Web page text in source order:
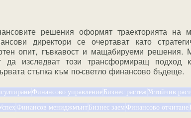
директори се очертават като
опит, гъвкавост и мащабируеми решения.
да изследват този трансформиращ подход
стъпка към по-светло финансово бъдеще.
Финансово управлениеБизнес растеж Устойчив
Финансов мениджмънтБизнес заем Финансово отчитане